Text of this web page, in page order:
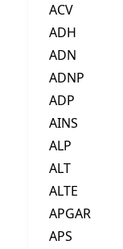
ACV
ADH
ADN
ADNP
ADP
AINS
ALP
ALT
ALTE
APGAR
APS